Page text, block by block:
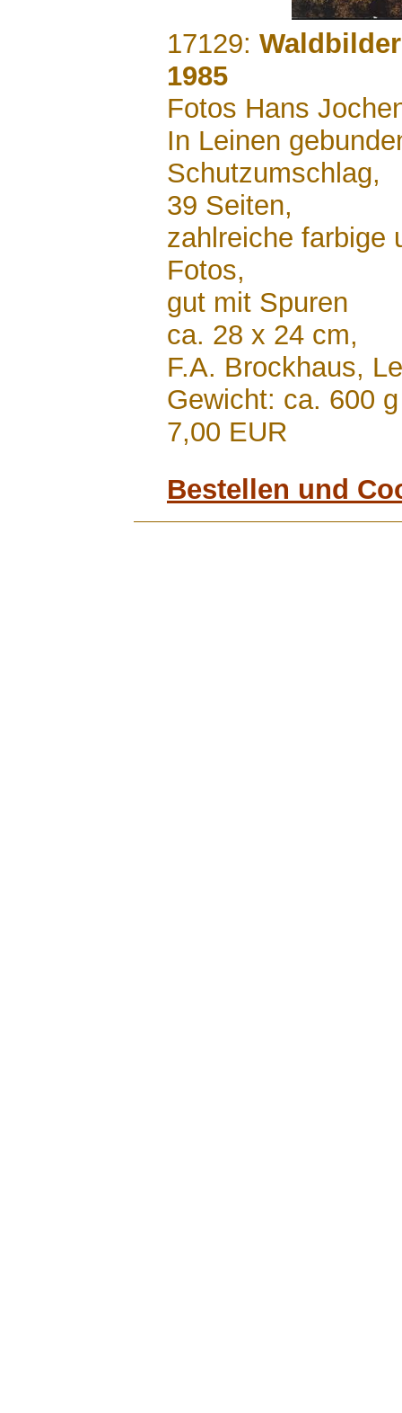
17129:
1985
Fotos Hans
In Leinen
Schutzumschlag,
39 Seiten,
zahlreiche farbige
Fotos,
gut mit Spuren
ca. 28 x 24 cm,
F.A. Brockhaus,
Gewicht: ca. 600 g
7,00 EUR
Bestellen und